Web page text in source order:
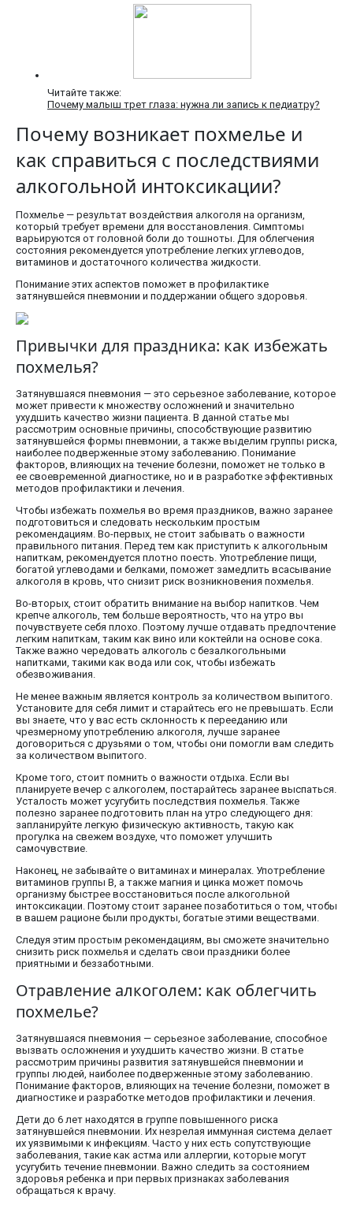
Читайте также:
Почему малыш трет глаза: нужна ли запись к педиатру?
Почему возникает похмелье и
как справиться с последствиями
алкогольной интоксикации?
Похмелье — результат воздействия алкоголя на организм,
который требует времени для восстановления. Симптомы
варьируются от головной боли до тошноты. Для облегчения
состояния рекомендуется употребление легких углеводов,
витаминов и достаточного количества жидкости.
Понимание этих аспектов поможет в профилактике
затянувшейся пневмонии и поддержании общего здоровья.
Привычки для праздника: как избежать
похмелья?
Затянувшаяся пневмония — это серьезное заболевание, которое
может привести к множеству осложнений и значительно
ухудшить качество жизни пациента. В данной статье мы
рассмотрим основные причины, способствующие развитию
затянувшейся формы пневмонии, а также выделим группы риска,
наиболее подверженные этому заболеванию. Понимание
факторов, влияющих на течение болезни, поможет не только в
ее своевременной диагностике, но и в разработке эффективных
методов профилактики и лечения.
Чтобы избежать похмелья во время праздников, важно заранее
подготовиться и следовать нескольким простым
рекомендациям. Во-первых, не стоит забывать о важности
правильного питания. Перед тем как приступить к алкогольным
напиткам, рекомендуется плотно поесть. Употребление пищи,
богатой углеводами и белками, поможет замедлить всасывание
алкоголя в кровь, что снизит риск возникновения похмелья.
Во-вторых, стоит обратить внимание на выбор напитков. Чем
крепче алкоголь, тем больше вероятность, что на утро вы
почувствуете себя плохо. Поэтому лучше отдавать предпочтение
легким напиткам, таким как вино или коктейли на основе сока.
Также важно чередовать алкоголь с безалкогольными
напитками, такими как вода или сок, чтобы избежать
обезвоживания.
Не менее важным является контроль за количеством выпитого.
Установите для себя лимит и старайтесь его не превышать. Если
вы знаете, что у вас есть склонность к перееданию или
чрезмерному употреблению алкоголя, лучше заранее
договориться с друзьями о том, чтобы они помогли вам следить
за количеством выпитого.
Кроме того, стоит помнить о важности отдыха. Если вы
планируете вечер с алкоголем, постарайтесь заранее выспаться.
Усталость может усугубить последствия похмелья. Также
полезно заранее подготовить план на утро следующего дня:
запланируйте легкую физическую активность, такую как
прогулка на свежем воздухе, что поможет улучшить
самочувствие.
Наконец, не забывайте о витаминах и минералах. Употребление
витаминов группы B, а также магния и цинка может помочь
организму быстрее восстановиться после алкогольной
интоксикации. Поэтому стоит заранее позаботиться о том, чтобы
в вашем рационе были продукты, богатые этими веществами.
Следуя этим простым рекомендациям, вы сможете значительно
снизить риск похмелья и сделать свои праздники более
приятными и беззаботными.
Отравление алкоголем: как облегчить
похмелье?
Затянувшаяся пневмония — серьезное заболевание, способное
вызвать осложнения и ухудшить качество жизни. В статье
рассмотрим причины развития затянувшейся пневмонии и
группы людей, наиболее подверженные этому заболеванию.
Понимание факторов, влияющих на течение болезни, поможет в
диагностике и разработке методов профилактики и лечения.
Дети до 6 лет находятся в группе повышенного риска
затянувшейся пневмонии. Их незрелая иммунная система делает
их уязвимыми к инфекциям. Часто у них есть сопутствующие
заболевания, такие как астма или аллергии, которые могут
усугубить течение пневмонии. Важно следить за состоянием
здоровья ребенка и при первых признаках заболевания
обращаться к врачу.